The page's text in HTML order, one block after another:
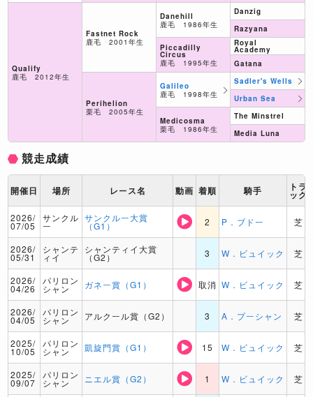
Qualify
鹿毛 2012年生
Fastnet Rock
鹿毛 2001年生
Perihelion
栗毛 2005年生
Danehill
鹿毛 1986年生
Piccadilly
Circus
鹿毛 1995年生
Galileo
鹿毛 1998年生
Medicosma
栗毛 1986年生
Danzig
Razyana
Royal
Academy
Gatana
Sadler's Wells
Urban Sea
The Minstrel
Media Luna
競走成績
開催日 場所 レース名 動画 着順 騎手 トラ
ック
2026/
07/05
サンクル
ー
サンクルー大賞
（G1） 2 P．ブドー 芝
2026/
05/31
シャンテ
ィイ
シャンティイ大賞
（G2） 3 W．ビュイック 芝
2026/
04/26
パリロン
シャン ガネー賞（G1） 取消 W．ビュイック 芝
2026/
04/05
パリロン
シャン アルクール賞（G2） 3 A．プーシャン 芝
2025/
10/05
パリロン
シャン 凱旋門賞（G1） 15 W．ビュイック 芝
2025/
09/07
パリロン
シャン ニエル賞（G2） 1 W．ビュイック 芝